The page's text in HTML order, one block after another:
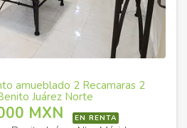
amueblado 2 Recamaras 2
Juárez Norte
MXN EN RENTA